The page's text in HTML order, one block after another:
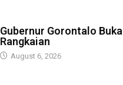
Gubernur Gorontalo Buka
Rangkaian
August 6, 2026